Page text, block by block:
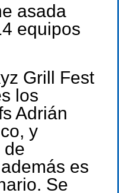
asada
equipos
Grill Fest
los
Adrián
y
de
es
Se